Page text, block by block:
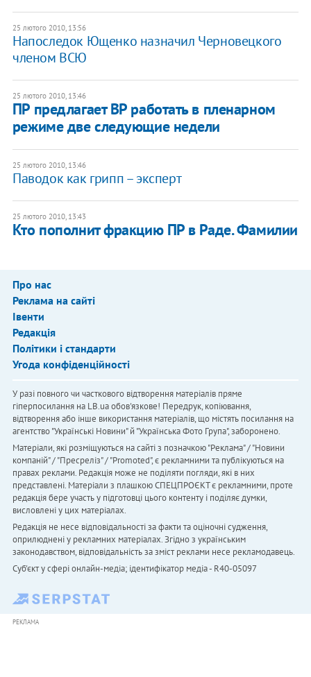
25 лютого 2010, 13:56
Напоследок Ющенко назначил Черновецкого
членом ВСЮ
25 лютого 2010, 13:46
ПР предлагает ВР работать в пленарном
режиме две следующие недели
25 лютого 2010, 13:46
Паводок как грипп – эксперт
25 лютого 2010, 13:43
Кто пополнит фракцию ПР в Раде. Фамилии
Про нас
Реклама на сайті
Івенти
Редакція
Політики і стандарти
Угода конфіденційності
У разі повного чи часткового відтворення матеріалів пряме
гіперпосилання на LB.ua обов'язкове! Передрук, копіювання,
відтворення або інше використання матеріалів, що містять посилання на
агентство "Українськi Новини" й "Українська Фото Група", заборонено.
Матеріали, які розміщуються на сайті з позначкою "Реклама" / "Новини
компаній" / "Пресреліз" / "Promoted", є рекламними та публікуються на
правах реклами. Редакція може не поділяти погляди, які в них
представлені. Матеріали з плашкою СПЕЦПРОЄКТ є рекламними, проте
редакція бере участь у підготовці цього контенту і поділяє думки,
висловлені у цих матеріалах.
Редакція не несе відповідальності за факти та оціночні судження,
оприлюднені у рекламних матеріалах. Згідно з українським
законодавством, відповідальність за зміст реклами несе рекламодавець.
Cуб'єкт у сфері онлайн-медіа; ідентифікатор медіа - R40-05097
РЕКЛАМА